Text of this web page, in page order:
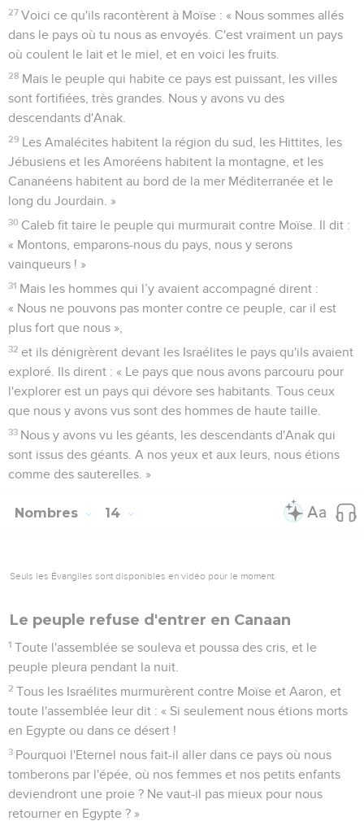
27 Voici ce qu'ils racontèrent à Moïse : « Nous sommes allés
dans le pays où tu nous as envoyés. C'est vraiment un pays
où coulent le lait et le miel, et en voici les fruits.
28 Mais le peuple qui habite ce pays est puissant, les villes
sont fortifiées, très grandes. Nous y avons vu des
descendants d'Anak.
29 Les Amalécites habitent la région du sud, les Hittites, les
Jébusiens et les Amoréens habitent la montagne, et les
Cananéens habitent au bord de la mer Méditerranée et le
long du Jourdain. »
30 Caleb fit taire le peuple qui murmurait contre Moïse. Il dit :
« Montons, emparons-nous du pays, nous y serons
vainqueurs ! »
31 Mais les hommes qui l’y avaient accompagné dirent :
« Nous ne pouvons pas monter contre ce peuple, car il est
plus fort que nous »,
32 et ils dénigrèrent devant les Israélites le pays qu'ils avaient
exploré. Ils dirent : « Le pays que nous avons parcouru pour
l'explorer est un pays qui dévore ses habitants. Tous ceux
que nous y avons vus sont des hommes de haute taille.
33 Nous y avons vu les géants, les descendants d'Anak qui
sont issus des géants. A nos yeux et aux leurs, nous étions
comme des sauterelles. »
Nombres 14
Seuls les Évangiles sont disponibles en vidéo pour le moment.
Le peuple refuse d'entrer en Canaan
1 Toute l'assemblée se souleva et poussa des cris, et le
peuple pleura pendant la nuit.
2 Tous les Israélites murmurèrent contre Moïse et Aaron, et
toute l'assemblée leur dit : « Si seulement nous étions morts
en Egypte ou dans ce désert !
3 Pourquoi l'Eternel nous fait-il aller dans ce pays où nous
tomberons par l'épée, où nos femmes et nos petits enfants
deviendront une proie ? Ne vaut-il pas mieux pour nous
retourner en Egypte ? »